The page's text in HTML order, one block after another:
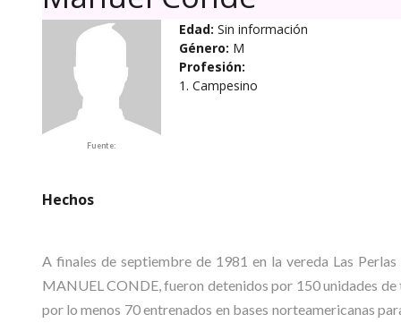
Fuente:
Edad: Sin información
Género: M
Profesión:
1. Campesino
Hechos
A finales de septiembre de 1981 en la vereda Las
MANUEL CONDE, fueron detenidos por 150 unidades
por lo menos 70 entrenados en bases norteamericanas